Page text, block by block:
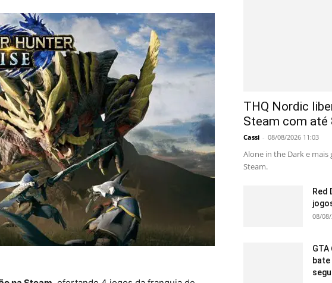
THQ Nordic
Steam com até
Cassi - 08/08/2026 11:03
Alone in the Dark e
Steam.
Red
08/